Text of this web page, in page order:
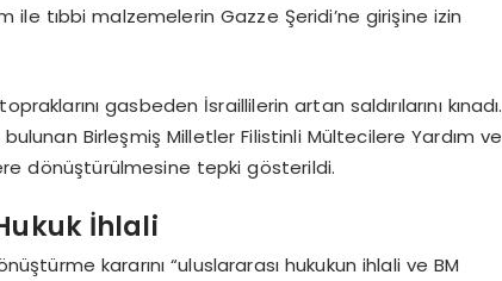
ile tıbbi malzemelerin Gazze Şeridi’ne girişine izin
gasbeden İsraillilerin artan saldırılarını kınadı.
Birleşmiş Milletler Filistinli Mültecilere Yardım ve
dönüştürülmesine tepki gösterildi.
İhlali
kararını “uluslararası hukukun ihlali ve BM